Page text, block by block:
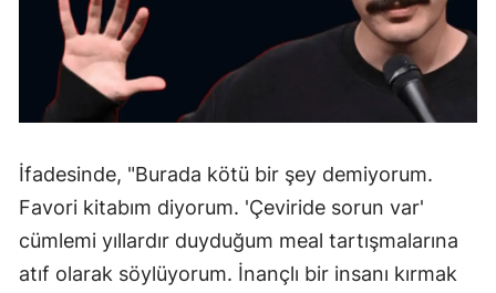
İfadesinde, "Burada kötü bir şey demiyorum.
Favori kitabım diyorum. 'Çeviride sorun var'
cümlemi yıllardır duyduğum meal tartışmalarına
atıf olarak söylüyorum. İnançlı bir insanı kırmak